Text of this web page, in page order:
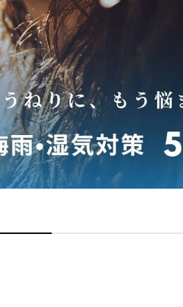
FLOWDIA フローディア トリ
ートメント グランストレッ
チ
通常価格
¥3,190～
ストレーニア ケアストレー
トブラシ
通常価格
¥10,780